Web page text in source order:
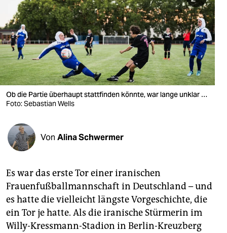
nord
wahrheit
verlag
verlag
veranstaltungen
shop
fragen & hilfe
unterstützen
abo
genossenschaft
epaper login
Ob die Partie überhaupt stattfinden könnte, war lange unklar …
Foto: Sebastian Wells
Von Alina Schwermer
Es war das erste Tor einer iranischen
Frauenfußballmannschaft in Deutschland – und
es hatte die vielleicht längste Vorgeschichte, die
ein Tor je hatte. Als die iranische Stürmerin im
Willy-Kressmann-Stadion in Berlin-Kreuzberg